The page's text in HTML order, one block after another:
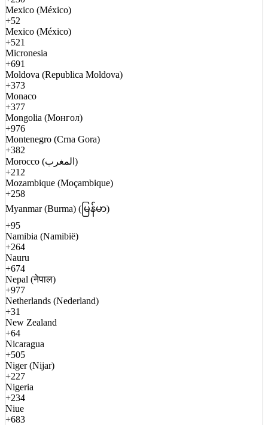
Mexico (México)
+52
Mexico (México)
+521
Micronesia
+691
Moldova (Republica Moldova)
+373
Monaco
+377
Mongolia (Монгол)
+976
Montenegro (Crna Gora)
+382
Morocco (المغرب)
+212
Mozambique (Moçambique)
+258
Myanmar (Burma) (မြန်မာ)
+95
Namibia (Namibië)
+264
Nauru
+674
Nepal (नेपाल)
+977
Netherlands (Nederland)
+31
New Zealand
+64
Nicaragua
+505
Niger (Nijar)
+227
Nigeria
+234
Niue
+683